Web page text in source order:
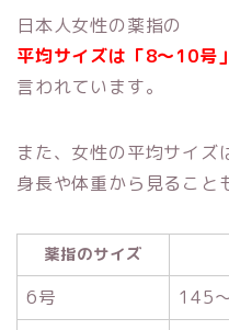
日本人女性の薬指の
平均サイズは「8～10号」
言われています。
また、女性の平均サイズ
身長や体重から見ること
薬指のサイズ
6号 145